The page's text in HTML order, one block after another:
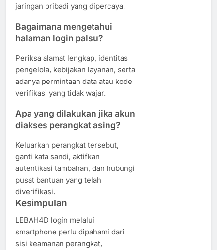
jaringan pribadi yang dipercaya.
Bagaimana mengetahui
halaman login palsu?
Periksa alamat lengkap, identitas
pengelola, kebijakan layanan, serta
adanya permintaan data atau kode
verifikasi yang tidak wajar.
Apa yang dilakukan jika akun
diakses perangkat asing?
Keluarkan perangkat tersebut,
ganti kata sandi, aktifkan
autentikasi tambahan, dan hubungi
pusat bantuan yang telah
diverifikasi.
Kesimpulan
LEBAH4D login melalui
smartphone perlu dipahami dari
sisi keamanan perangkat,